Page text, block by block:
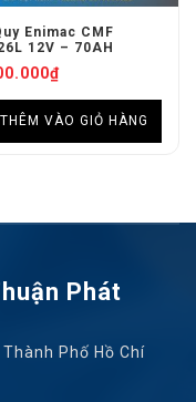
Enimac CMF
12V – 70AH
₫
THÊM VÀO GIỎ HÀNG
Phát
Phố Hồ Chí